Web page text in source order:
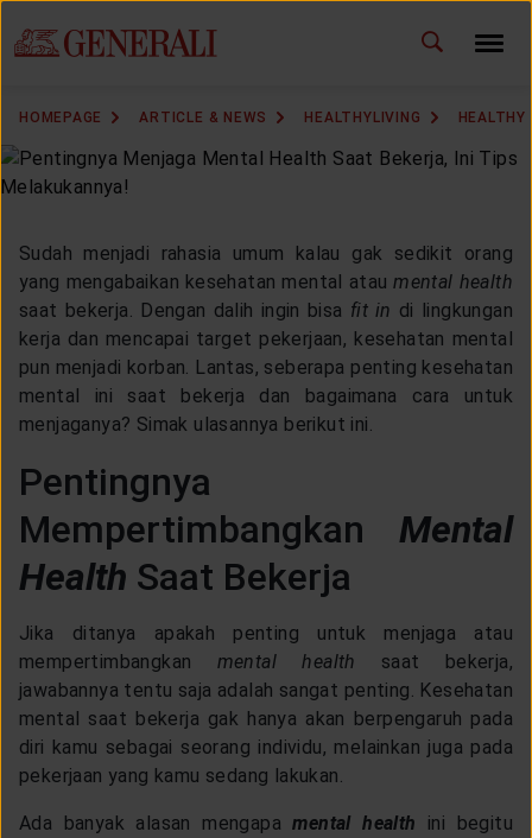
HOMEPAGE ARTICLE & NEWS HEALTHYLIVING
Sudah menjadi rahasia umum kalau gak sedikit orang
yang mengabaikan kesehatan mental ataumental health
saat bekerja. Dengan dalih ingin bisa fit in di lingkungan
kerja dan mencapai target pekerjaan, kesehatan mental
pun menjadi korban. Lantas, seberapa penting kesehatan
mental ini saat bekerja dan bagaimana cara untuk
menjaganya? Simak ulasannya berikut ini.
Pentingnya
Mempertimbangkan Mental
Health Saat Bekerja
Jika ditanya apakah penting untuk menjaga atau
mempertimbangkan mental health saat bekerja,
jawabannya tentu saja adalah sangat penting. Kesehatan
mental saat bekerja gak hanya akan berpengaruh pada
diri kamu sebagai seorang individu, melainkan juga pada
pekerjaan yang kamu sedang lakukan.
Ada banyak alasan mengapamental health
ini begitu
CHANGE LANGUAGE ID EN
MARKETING OFFICE
INSURANCE DICTIONARY
CUSTOMER SERVICE
ARTICLE & NEWS
ABOUT GENERALI
EVENTS